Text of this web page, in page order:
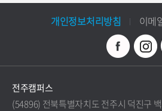
개인정보처리방침 이메
전주캠퍼스
(54896) 전북특별자치도 전주시 덕진구